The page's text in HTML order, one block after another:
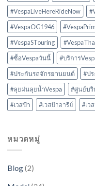
#VespaLiveHereRideNow
#VespaOG1946
#VespaSTouring
#ซื้อVespaวันนี้
#บริการ
#ประกันรถจักรยานยนต์
#ป
#ลุยฝนลุยน้ำVespa
#ศูนย์บริ
#เวสป้า
#เวสป้าอารีย์ #เว
หมวดหมู่
Blog(2)